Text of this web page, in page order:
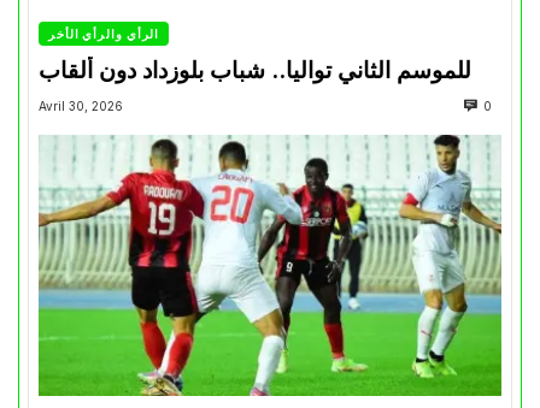
الرأي والرأي الأخر
للموسم الثاني تواليا.. شباب بلوزداد دون ألقاب
Avril 30, 2026 0